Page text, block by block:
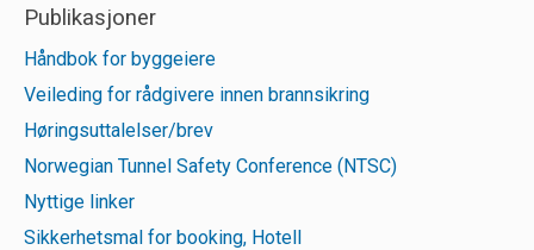
Publikasjoner
Håndbok for byggeiere
Veileding for rådgivere innen brannsikring
Høringsuttalelser/brev
Norwegian Tunnel Safety Conference (NTSC)
Nyttige linker
Sikkerhetsmal for booking, Hotell